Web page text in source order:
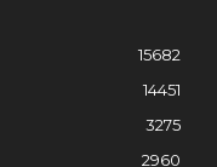
15682
14451
3275
2960